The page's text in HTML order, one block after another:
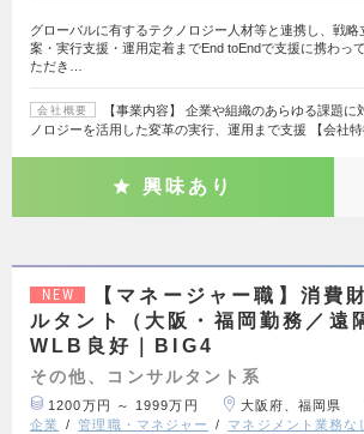
グローバルに有するテクノロジー人材等と連携し、戦略
案・実行支援・運用定着までEnd toEndで支援に携わっ
ただき…
会社概要
【事業内容】 企業や組織のあらゆる課題に
ノロジーを活用した変革の実行、運用まで支援 【会社
興味あり
NEW
【マネージャー職】消費
ルタント（大阪・福岡勤務／遠
WLB良好｜BIG4
その他、コンサルタント系
1200万円 ～ 1999万円 大阪府、福岡県
企業
管理職・マネジャー マネジメント業務な